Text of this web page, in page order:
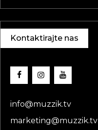
Kontaktirajte nas
info@muzzik.tv
marketing@muzzik.tv